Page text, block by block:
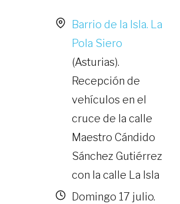
Barrio de la Isla. La
Pola Siero
(Asturias).
Recepción de
vehículos en el
cruce de la calle
Maestro Cándido
Sánchez Gutiérrez
con la calle La Isla
Domingo 17 julio.